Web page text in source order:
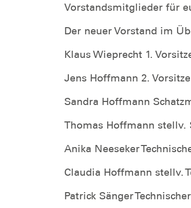
Vorstandsmitglieder für
Der neuer Vorstand im
Klaus Wieprecht 1.
Jens Hoffmann 2.
Sandra Hoffmann
Thomas Hoffmann stellv.
Anika Neeseker
Claudia Hoffmann stellv.
Patrick Sänger